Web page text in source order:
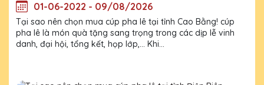
01-06-2022 - 09/08/2026
Tại sao nên chọn mua cúp pha lê tại tỉnh Cao Bằng! cúp
pha lê là món quà tặng sang trọng trong các dịp lễ vinh
danh, đại hội, tổng kết, họp lớp,... Khi...